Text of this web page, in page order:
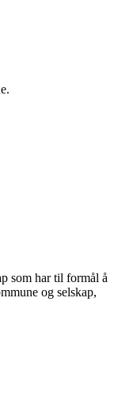
som har til formål å
og selskap,